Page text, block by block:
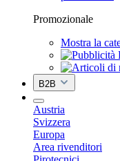
Promozionale
Mostra la
B2B
Austria
Svizzera
Europa
Area rivenditori